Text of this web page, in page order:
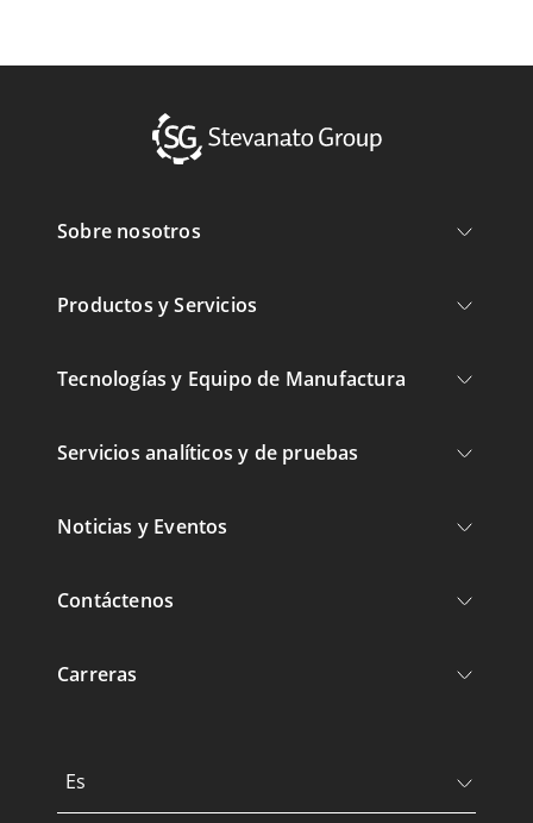
Sobre nosotros
Productos y Servicios
Tecnologías y Equipo de Manufactura
Servicios analíticos y de pruebas
Noticias y Eventos
Contáctenos
Carreras
Es